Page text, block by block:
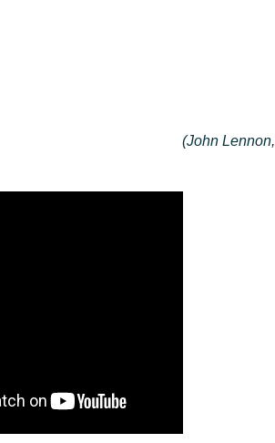
(John Lennon,